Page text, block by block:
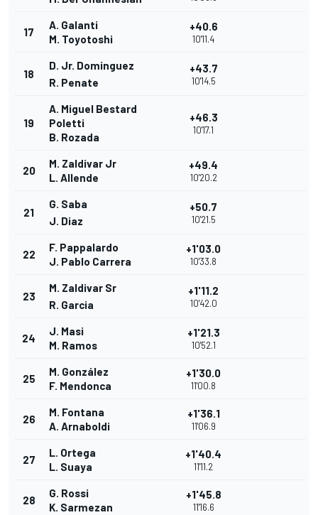
17
A. Galanti
M. Toyotoshi
+40.6
10'11.4
18
D. Jr. Dominguez
R. Penate
+43.7
10'14.5
19
A. Miguel Bestard
Poletti
B. Rozada
+46.3
10'17.1
20
M. Zaldivar Jr
L. Allende
+49.4
10'20.2
21
G. Saba
J. Diaz
+50.7
10'21.5
22
F. Pappalardo
J. Pablo Carrera
+1'03.0
10'33.8
23
M. Zaldivar Sr
R. Garcia
+1'11.2
10'42.0
24
J. Masi
M. Ramos
+1'21.3
10'52.1
25
M. González
F. Mendonca
+1'30.0
11'00.8
26
M. Fontana
A. Arnaboldi
+1'36.1
11'06.9
27
L. Ortega
L. Suaya
+1'40.4
11'11.2
28
G. Rossi
K. Sarmezan
+1'45.8
11'16.6